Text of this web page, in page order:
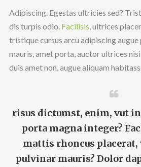
Adipiscing. Egestas ultricies sed?
dis turpis odio. Facilisis , ultrices
tristique cursus arcu adipiscing
mauris, amet porta, auctor ultrices
duis amet non, augue aliquam
risus dictumst, enim, vut
porta magna integer?
mattis rhoncus placerat,
pulvinar mauris? Dolor